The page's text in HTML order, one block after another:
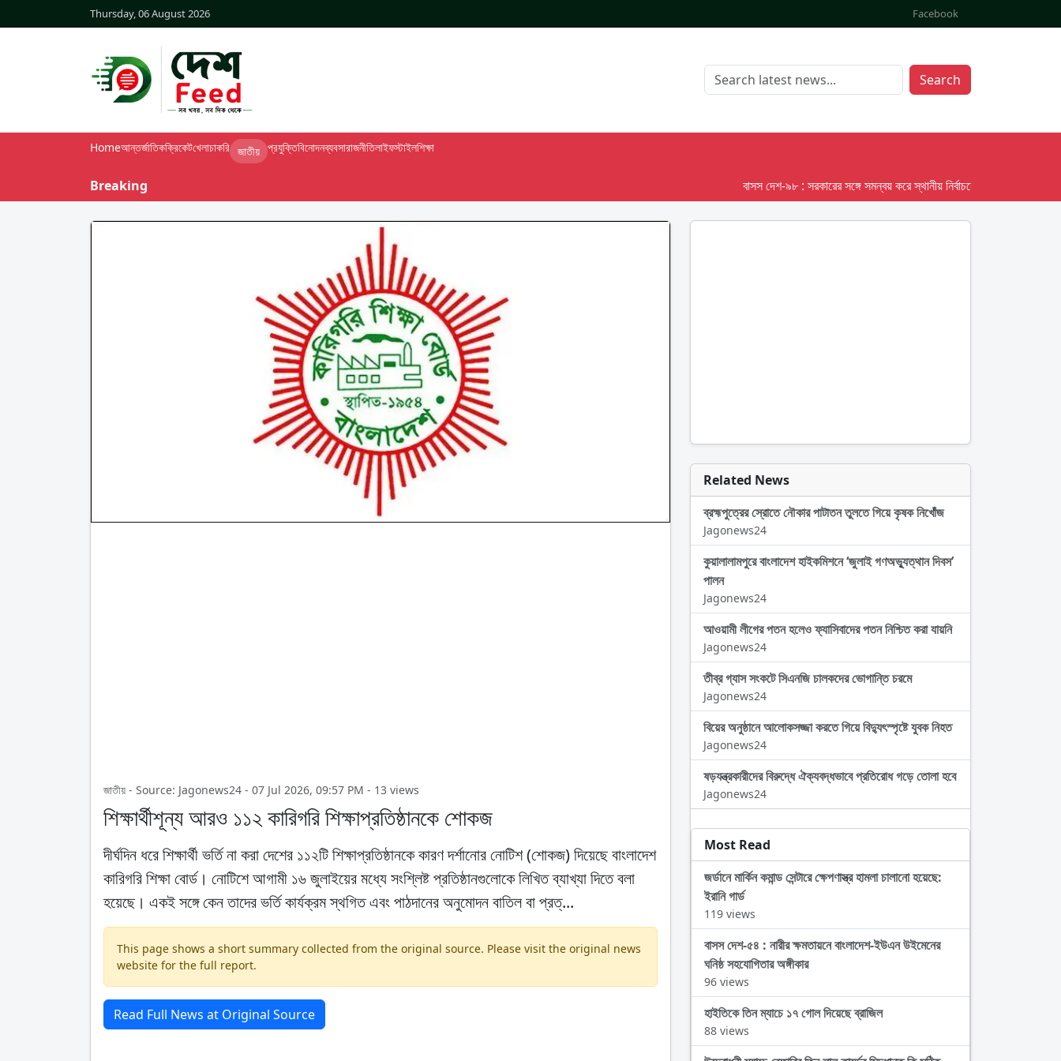
Thursday, 06 August 2026 Facebook
Search
Homeআন্তর্জাতিকক্রিকেটখেলাচাকরি জাতীয় প্রযুক্তিবিনোদনব্যবসারাজনীতিলাইফস্টাইলশিক্ষা
Breaking বাসস দেশ-৯৮ : সরকারের সঙ্গে সমন্বয় করে স্থানীয় নির্বাচনের তফসিল দেবে ইসি;
জাতীয় - Source: Jagonews24 - 07 Jul 2026, 09:57 PM - 13 views
শিক্ষার্থীশূন্য আরও ১১২ কারিগরি শিক্ষাপ্রতিষ্ঠানকে শোকজ
দীর্ঘদিন ধরে শিক্ষার্থী ভর্তি না করা দেশের ১১২টি শিক্ষাপ্রতিষ্ঠানকে কারণ দর্শানোর নোটিশ (শোকজ) দিয়েছে বাংলাদেশ
কারিগরি শিক্ষা বোর্ড। নোটিশে আগামী ১৬ জুলাইয়ের মধ্যে সংশ্লিষ্ট প্রতিষ্ঠানগুলোকে লিখিত ব্যাখ্যা দিতে বলা
হয়েছে। একই সঙ্গে কেন তাদের ভর্তি কার্যক্রম স্থগিত এবং পাঠদানের অনুমোদন বাতিল বা প্রত্...
This page shows a short summary collected from the original source. Please visit the original news
website for the full report.
Read Full News at Original Source
Related News
ব্রহ্মপুত্রের স্রোতে নৌকার পাটাতন তুলতে গিয়ে কৃষক নিখোঁজ
Jagonews24
কুয়ালালামপুরে বাংলাদেশ হাইকমিশনে ‘জুলাই গণঅভ্যুত্থান দিবস’
পালন
Jagonews24
আওয়ামী লীগের পতন হলেও ফ্যাসিবাদের পতন নিশ্চিত করা যায়নি
Jagonews24
তীব্র গ্যাস সংকটে সিএনজি চালকদের ভোগান্তি চরমে
Jagonews24
বিয়ের অনুষ্ঠানে আলোকসজ্জা করতে গিয়ে বিদ্যুৎস্পৃষ্টে যুবক নিহত
Jagonews24
ষড়যন্ত্রকারীদের বিরুদ্ধে ঐক্যবদ্ধভাবে প্রতিরোধ গড়ে তোলা হবে
Jagonews24
Most Read
জর্ডানে মার্কিন কমান্ড সেন্টারে ক্ষেপণাস্ত্র হামলা চালানো হয়েছে:
ইরানি গার্ড
119 views
বাসস দেশ-৫৪ : নারীর ক্ষমতায়নে বাংলাদেশ-ইউএন উইমেনের
ঘনিষ্ঠ সহযোগিতার অঙ্গীকার
96 views
হাইতিকে তিন ম্যাচে ১৭ গোল দিয়েছে ব্রাজিল
88 views